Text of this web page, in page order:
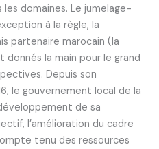
domaines. Le jumelage-
à la règle, la
partenaire marocain (la
la main pour le grand
Depuis son
le gouvernement local de la
de sa
l’amélioration du cadre
tenu des ressources